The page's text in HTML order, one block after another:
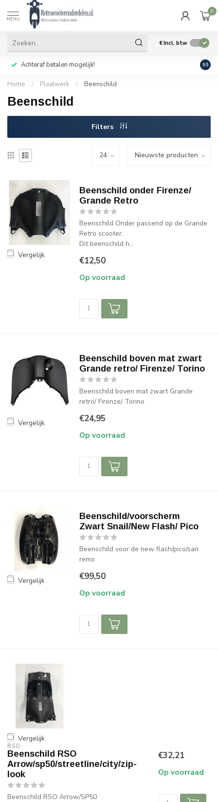
MENU
0
€Incl. btw
Achteraf betalen mogelijk! Geen
9.5
Home / Plaatwerk / Beenschild
Beenschild
Filters
Vergelijk
Beenschild onder Firenze/
Grande Retro
Beenschild Onder passend op de Grande
Retro scooter.
Dit beenschild h...
€12,50
Op voorraad
Vergelijk
Beenschild boven mat zwart
Grande retro/ Firenze/ Torino
Beenschild boven mat zwart Grande
retro/ Firenze/ Torino
€24,95
Op voorraad
Vergelijk
Beenschild/voorscherm
Zwart Snail/New Flash/ Pico
Beenschild voor de new flash/pico/san
remo
€99,50
Op voorraad
Vergelijk
RSO
Beenschild RSO
Arrow/sp50/streetline/city/zip-
look
Beenschild RSO Arrow/SP50
€32,21
Op voorraad